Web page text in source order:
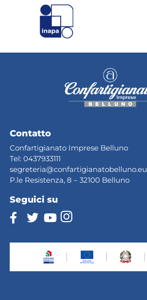
Contatto
Confartigianato Imprese Belluno
Tel: 0437933111
segreteria@confartigianatobelluno.eu
P.le Resistenza, 8 – 32100 Belluno
Seguici su